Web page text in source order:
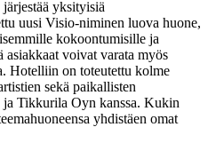
yksityisiä
uusi Visio-niminen luova huone,
kokoontumisille ja
asiakkaat voivat varata myös
Hotelliin on toteutettu kolme
sekä paikallisten
ja Tikkurila Oyn kanssa. Kukin
yhdistäen omat